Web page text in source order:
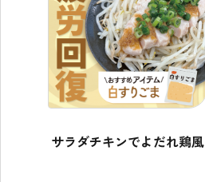
サラダチキンでよだれ鶏風